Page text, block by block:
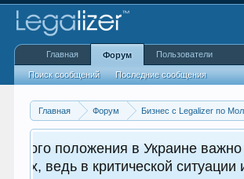
Главная Форум Бизнес с Legalizer по
как для вас, так и
Главная Форум
Поиск сообщений Последние сообщения
Пользователи